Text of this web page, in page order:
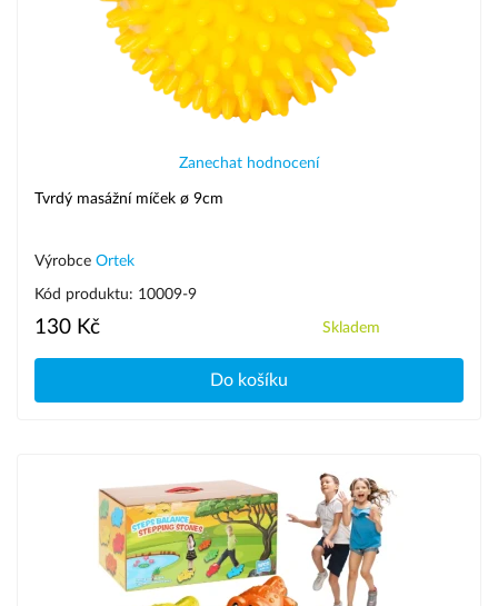
Zanechat hodnocení
Tvrdý masážní míček ø 9cm
Výrobce Ortek
Kód produktu: 10009-9
130 Kč Skladem
Do košíku